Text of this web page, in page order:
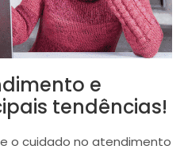
e
tendências!
o cuidado no atendimento